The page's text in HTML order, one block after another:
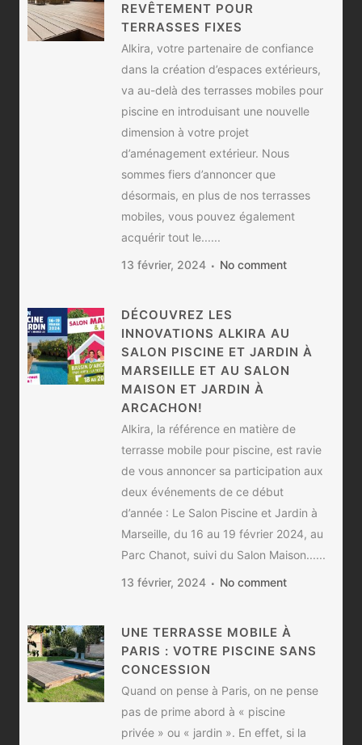
REVÊTEMENT POUR
TERRASSES FIXES
Alkira, votre partenaire de confiance
dans la création d’espaces extérieurs,
va au-delà des terrasses mobiles pour
piscine en introduisant une nouvelle
dimension à votre projet
d’aménagement extérieur. Nous
sommes fiers d’annoncer que
désormais, en plus de nos terrasses
mobiles, vous pouvez également
acquérir tout le......
13 février, 2024
No comment
DÉCOUVREZ LES
INNOVATIONS ALKIRA AU
SALON PISCINE ET JARDIN À
MARSEILLE ET AU SALON
MAISON ET JARDIN À
ARCACHON!
Alkira, la référence en matière de
terrasse mobile pour piscine, est ravie
de vous annoncer sa participation aux
deux événements de ce début
d’année : Le Salon Piscine et Jardin à
Marseille, du 16 au 19 février 2024, au
Parc Chanot, suivi du Salon Maison......
13 février, 2024
No comment
UNE TERRASSE MOBILE À
PARIS : VOTRE PISCINE SANS
CONCESSION
Quand on pense à Paris, on ne pense
pas de prime abord à « piscine
privée » ou « jardin ». En effet, si la